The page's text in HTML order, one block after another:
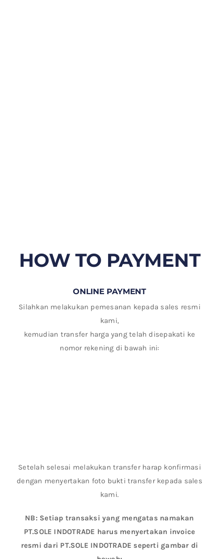
HOW TO PAYMENT
ONLINE PAYMENT
Silahkan melakukan pemesanan kepada sales resmi
kami,
kemudian transfer harga yang telah disepakati ke
nomor rekening di bawah ini:
Setelah selesai melakukan transfer harap konfirmasi
dengan menyertakan foto bukti transfer kepada sales
kami.
NB: Setiap transaksi yang mengatas namakan
PT.SOLE INDOTRADE harus menyertakan invoice
resmi dari PT.SOLE INDOTRADE seperti gambar di